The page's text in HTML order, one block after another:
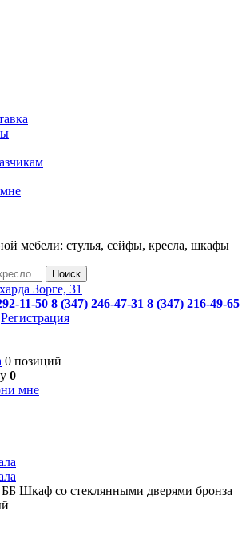
мебели: стулья, сейфы, кресла, шкафы
Зорге, 31
11-50 8 (347) 246-47-31 8 (347) 216-49-65
Регистрация
0 позиций
0
мне
Шкаф со стеклянными дверями бронза